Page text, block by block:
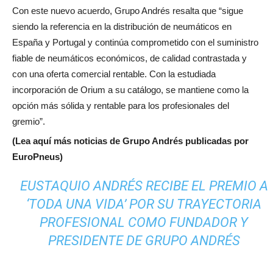
Con este nuevo acuerdo, Grupo Andrés resalta que “sigue
siendo la referencia en la distribución de neumáticos en
España y Portugal y continúa comprometido con el suministro
fiable de neumáticos económicos, de calidad contrastada y
con una oferta comercial rentable. Con la estudiada
incorporación de Orium a su catálogo, se mantiene como la
opción más sólida y rentable para los profesionales del
gremio”.
(Lea aquí más noticias de Grupo Andrés publicadas por
EuroPneus)
EUSTAQUIO ANDRÉS RECIBE EL PREMIO A
‘TODA UNA VIDA’ POR SU TRAYECTORIA
PROFESIONAL COMO FUNDADOR Y
PRESIDENTE DE GRUPO ANDRÉS